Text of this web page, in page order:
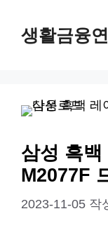
생활금융
삼성 흑
M2077F
2023-11-05 작